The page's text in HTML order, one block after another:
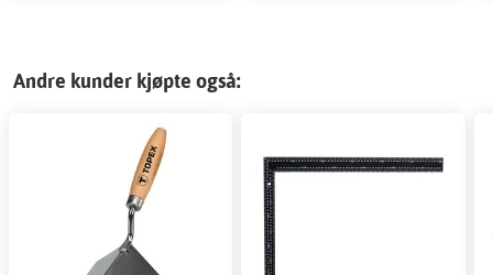
Andre kunder kjøpte også: